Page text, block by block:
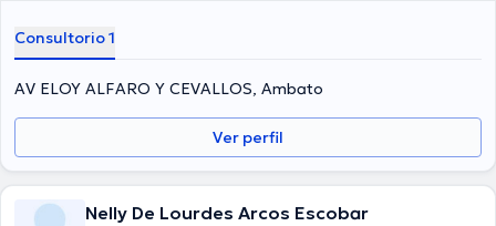
Consultorio 1
AV ELOY ALFARO Y CEVALLOS, Ambato
Ver perfil
Nelly De Lourdes Arcos Escobar